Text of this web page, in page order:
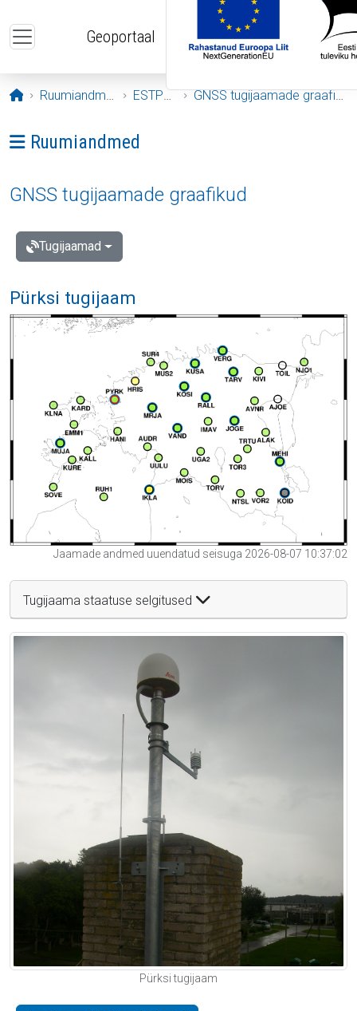
Geoportaal
Avaleht
Ruumiandmed ESTPOS GNSS tugijaamade graafikud
Ava menüü: Ruumiandmed
Ruumiandmed
GNSS tugijaamade graafikud
Tugijaamad
Pürksi tugijaam
Jaamade andmed uuendatud seisuga 2026-08-07 10:37:02
Tugijaama staatuse selgitused
Pürksi tugijaam